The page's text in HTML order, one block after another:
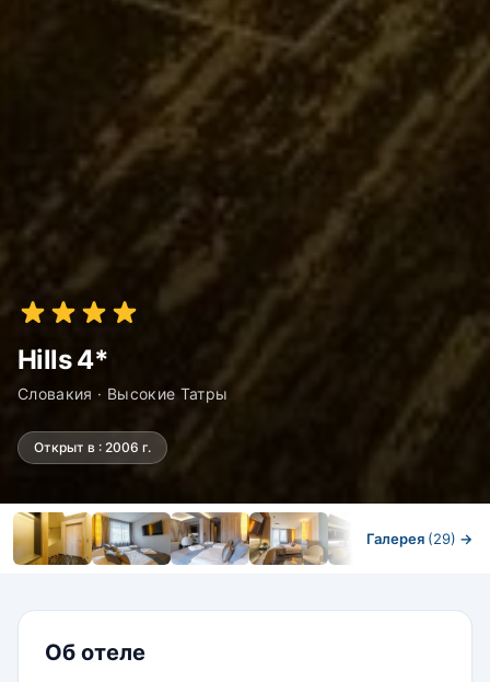
Hills 4*
Словакия · Высокие Татры
Открыт в : 2006 г.
Галерея (29) →
Об отеле